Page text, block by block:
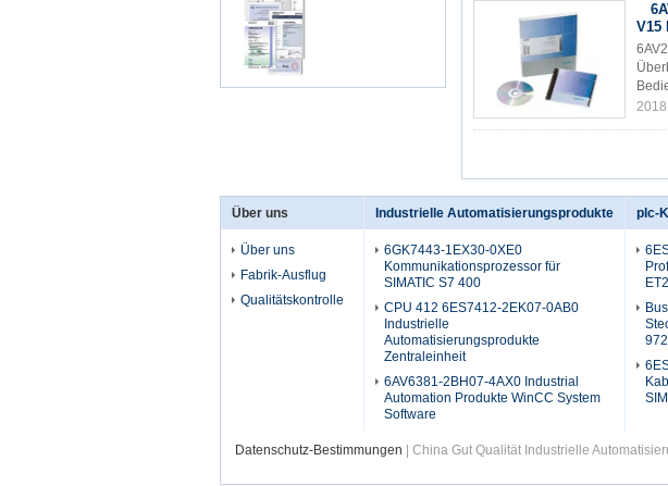
V15
Über uns
Über uns
Fabrik-Ausflug
Qualitätskontrolle
Industrielle Automatisierungsprodukte
6GK7443-1EX30-0XE0
Kommunikationsprozessor für
SIMATIC S7 400
CPU 412 6ES7412-2EK07-0AB0
Industrielle
Automatisierungsprodukte
Zentraleinheit
6AV6381-2BH07-4AX0 Industrial
Automation Produkte WinCC System
Software
plc-
Datenschutz-Bestimmungen | China Gut Qualität Industrielle